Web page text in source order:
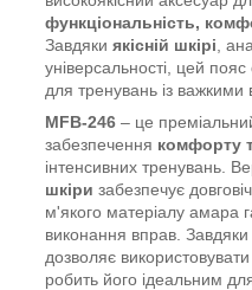
функціональність,
Завдяки якісній шкірі ,
універсальності, цей
для тренувань із важкими
MFB-246 – це
забезпечення комфорту
інтенсивних тренувань.
шкіри забезпечує
м'якого матеріалу амара
виконання вправ. Завдяки
дозволяє
робить його ідеальним